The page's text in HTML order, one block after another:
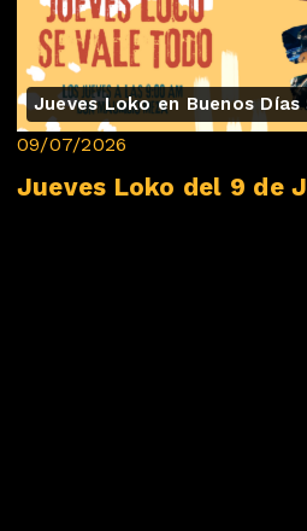
Jueves Loko en Buenos Días
09/07/2026
Jueves Loko del 9 de